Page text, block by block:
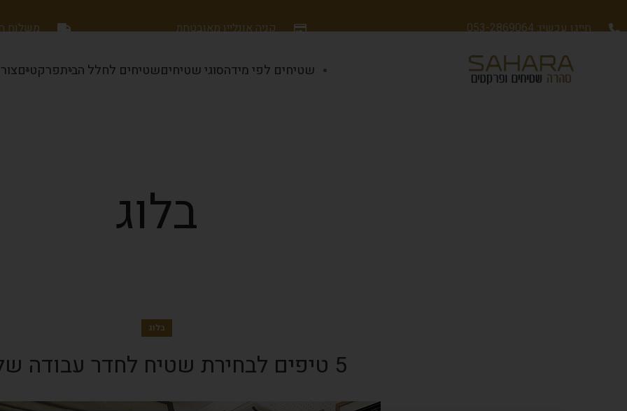
משלוח קניה אונליין מאובטחת חייגו עכשיו: 053-2869064
שטיחים לפי מידהסוגי שטיחיםשטיחים לחלל הביתפרקטים
בלוג
בלוג
5 טיפים לבחירת שטיח לחדר עבודה שלכם